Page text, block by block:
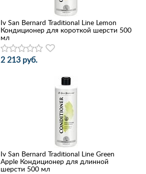
Iv San Bernard Traditional Line Lemon
Кондиционер для короткой шерсти 500
мл
2 213 руб.
Iv San Bernard Traditional Line Green
Apple Кондиционер для длинной
шерсти 500 мл